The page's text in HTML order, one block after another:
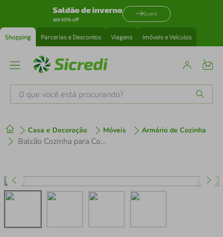
Saldão de inverno
até 40% off
Quero
Shopping Parcerias e Descontos Viagens Imóveis e Veículos
O que você está procurando?
Casa e Decoração Móveis Armário de Cozinha
Balcão Cozinha para Cooktop 70 cm 1 Porta 1 Gaveta Veneza Multimóveis MP3706.898 Preto/Branco
1º tenis
perfume